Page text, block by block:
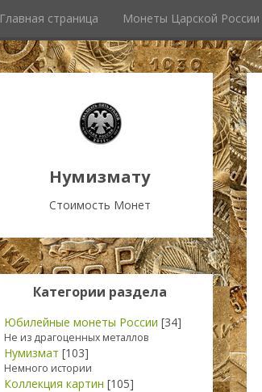
Главная страница Монеты Царской России
Нумизмату
Стоимость Монет
Категории раздела
Юбилейные монеты России [34]
Не из драгоценных металлов
Нумизмат [103]
Немного истории
Коллекция картин [105]